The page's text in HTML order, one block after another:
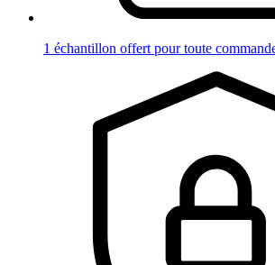
1 échantillon offert pour toute